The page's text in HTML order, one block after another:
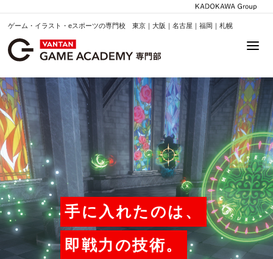
ゲーム・イラスト・eスポーツの専門校 東京｜大阪｜名古屋｜福岡｜札幌
手に入れたのは、
即戦力の技術。